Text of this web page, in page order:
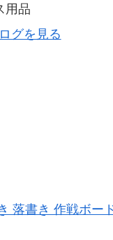
用品
グを見る
落書き 作戦ボー